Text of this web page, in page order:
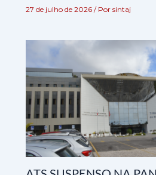
27 de julho de 2026 / Por sintaj